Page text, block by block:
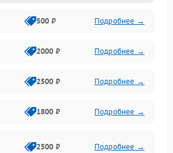
500 ₽ Подробнее →
2000 ₽ Подробнее →
2500 ₽ Подробнее →
1800 ₽ Подробнее →
2500 ₽ Подробнее →